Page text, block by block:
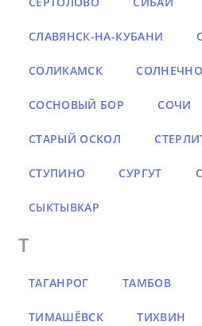
СЛАВЯНСК-НА-КУБАНИ
СОЛИКАМСК
СОСНОВЫЙ БОР СОЧИ
СТАРЫЙ ОСКОЛ
СТУПИНО СУРГУТ
СЫКТЫВКАР
Т
ТАГАНРОГ ТАМБОВ
ТИМАШЁВСК ТИХВИН